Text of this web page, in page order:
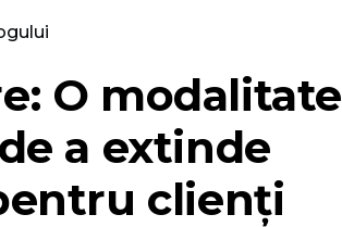
O modalitate
a extinde
clienți